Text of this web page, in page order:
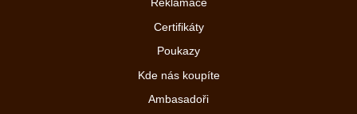
Certifikáty
Poukazy
Kde nás koupíte
Ambasadoři